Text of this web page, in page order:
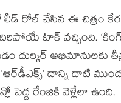
రోల్ చేసిన ఈ చిత్రం
టాక్ వచ్చింది. ‘కింగ్
దుల్కర్‌ అభిమానులకు
దాన్ని దాటి
పెద్ద రేంజికి వెళ్లేలా ఉంది.